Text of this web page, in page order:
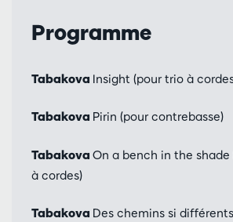
Programme
Tabakova Insight (pour trio à
Tabakova Pirin (pour contrebasse)
Tabakova On a bench in the
à cordes)
Tabakova Des chemins si